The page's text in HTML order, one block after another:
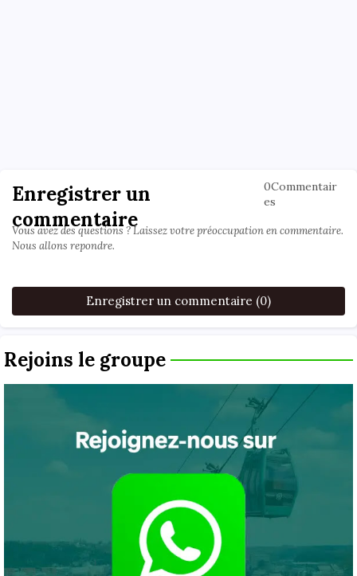
Enregistrer un
commentaire
0Commentair
es
Vous avez des questions ? Laissez votre préoccupation en commentaire.
Nous allons repondre.
Enregistrer un commentaire (0)
Rejoins le groupe